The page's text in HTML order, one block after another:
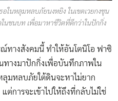
อในหลุมหลบภัยนงหยิง ในเขตเวยกงชุน
นชนบท เพื่อมาหาชีวิตที่ดีกว่าในปักกิ่ง
ณ์ทางสังคมนี้ ทำให้อันโตนิโอ ฟาซิ
ทางมาปักกิ่งเพื่อบันทึกภาพใน
ลุมหลบภัยใต้ดินจะหาไม่ยาก
ต่การจะเข้าไปให้ถึงที่กลับไม่ใช่